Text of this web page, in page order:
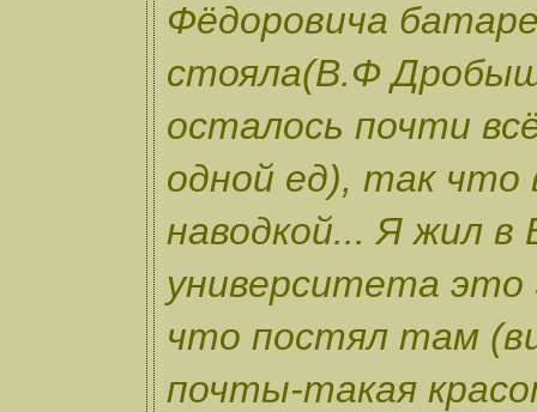
Фёдоровича
стояла(В.Ф
осталось почти
одной ед), так что
наводкой... Я жил в
университета
что постял там
почты-такая